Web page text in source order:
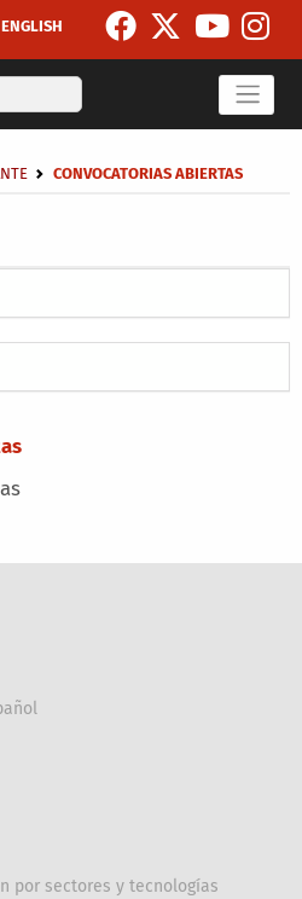
ENGLISH
Search
a la navegación
CONVOCATORIAS ABIERTAS
por sectores y tecnologías